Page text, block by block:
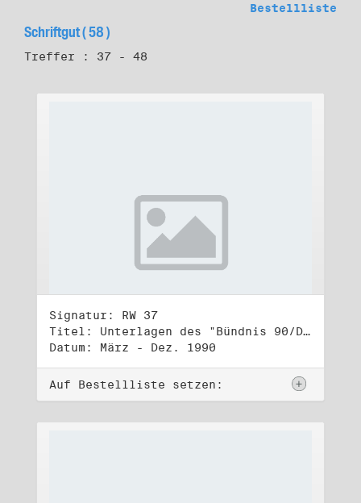
Bestellliste
Schriftgut ( 58 )
Treffer : 37 - 48
Signatur: RW 37
Titel: Unterlagen des "Bündnis 90/Die Grünen - BürgerInnenbewegung", Wahlbündnis zur Bundestagswahl am 2.12.1990 (5)
Datum: März - Dez. 1990
Auf Bestellliste setzen: